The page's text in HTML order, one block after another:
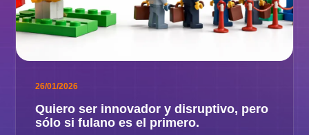
26/01/2026
Quiero ser innovador y disruptivo, pero
sólo si fulano es el primero.